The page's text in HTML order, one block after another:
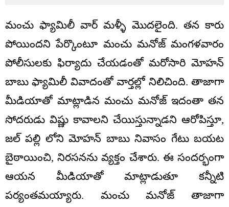
మంచు ఫ్యామిలీ వార్ మళ్ళీ మొదలైంది. తన కారు
పోయిందని పేర్కొంటూ మంచు మనోజ్ మంగళవారం
పోలీసులకు ఫిర్యాదు చేయడంతో మరోసారి మోహన్
బాబు ఫ్యామిలీ వివాదంతో వార్తల్లో నిలిచింది. తాజాగా
మీడియాతో మాట్లాడిన మంచు మనోజ్ ఇదంతా తన
సోదరుడు విష్ణు కావాలని చేయిస్తున్నాడని ఆరోపిస్తూ,
జల్ పల్లి లోని మోహన్ బాబు నివాసం గేటు బయట
బైఠాయించి, నిరసనను వ్యక్తం చేశారు. ఈ సందర్భంగా
ఆయన మీడియాతో మాట్లాడుతూ కన్నీటి
పర్యంతమయ్యారు. మంచు మనోజ్ తాజాగా